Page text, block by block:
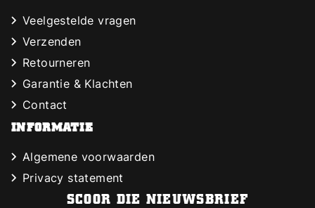
Veelgestelde vragen
Verzenden
Retourneren
Garantie & Klachten
Contact
INFORMATIE
Algemene voorwaarden
Privacy statement
SCOOR DIE NIEUWSBRIEF